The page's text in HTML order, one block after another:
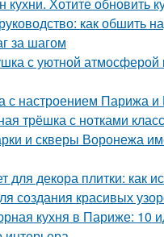
как обшить
за шагом
с уютной атмосферой
с настроением Парижа и
трёшка с нотками
и скверы Воронежа
для декора плитки: как
создания красивых
кухня в Париже: 10